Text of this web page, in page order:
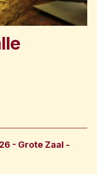
- Grote Zaal -